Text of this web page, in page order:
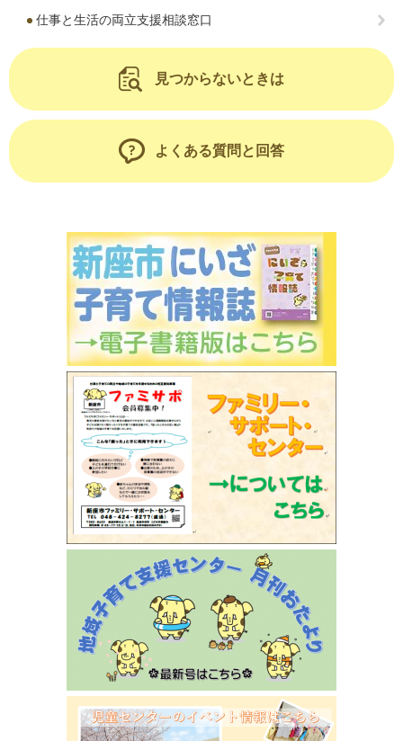
仕事と生活の両立支援相談窓口
見つからないときは
よくある質問と回答